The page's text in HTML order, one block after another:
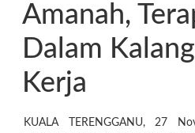
Amanah,
Dalam
Kerja
KUALA TERENGGANU, 27